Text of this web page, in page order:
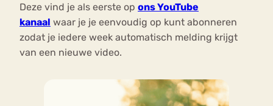
Deze vind je als eerste op ons YouTube
kanaal waar je je eenvoudig op kunt abonneren
zodat je iedere week automatisch melding krijgt
van een nieuwe video.